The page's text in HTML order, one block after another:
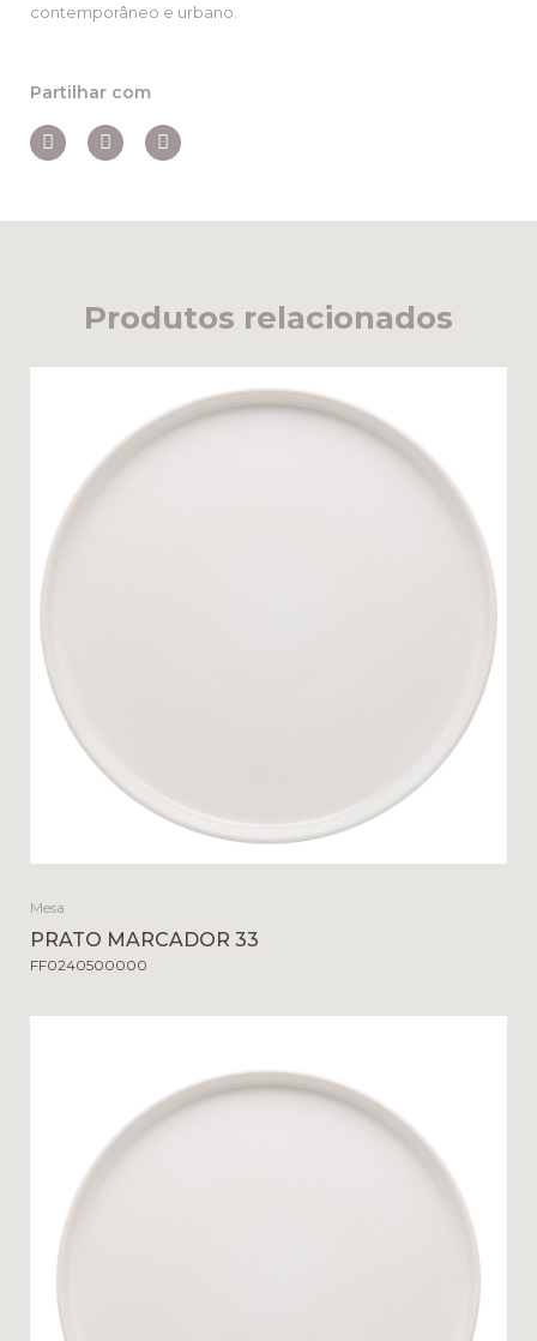
contemporâneo e urbano.
Partilhar com
Produtos relacionados
Mesa
PRATO MARCADOR 33
FF0240500000